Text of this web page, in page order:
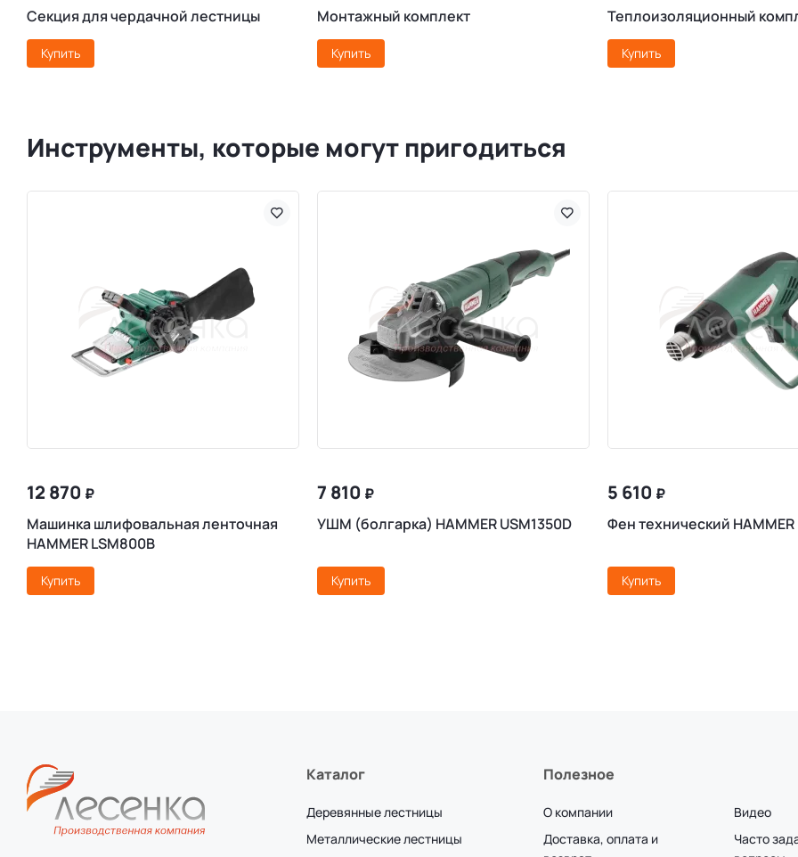
Секция для чердачной лестницы
Купить
Монтажный комплект
Купить
Теплоизоляционный
Купить
Инструменты, которые могут пригодиться
12 870 ₽
Машинка шлифовальная ленточная
HAMMER LSM800B
Купить
7 810 ₽
УШМ (болгарка) HAMMER USM1350D
Купить
5 610 ₽
Фен технический HAMMER
Купить
Каталог
Деревянные лестницы
Металлические лестницы
Полезное
О компании
Доставка, оплата и
Видео
Часто